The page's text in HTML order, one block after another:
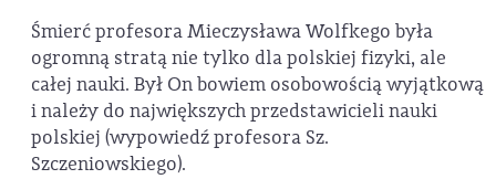
Śmierć profesora Mieczysława Wolfkego była
ogromną stratą nie tylko dla polskiej fizyki, ale
całej nauki. Był On bowiem osobowością wyjątkową
i należy do największych przedstawicieli nauki
polskiej (wypowiedź profesora Sz.
Szczeniowskiego).